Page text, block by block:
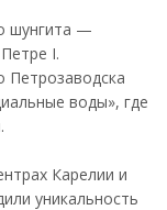
шунгита —
I.
Петрозаводска
воды», где
Карелии и
уникальность